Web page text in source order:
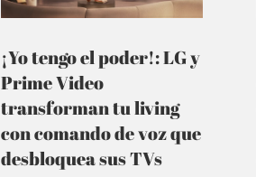
¡Yo tengo el poder!: LG y
Prime Video
transforman tu living
con comando de voz que
desbloquea sus TVs